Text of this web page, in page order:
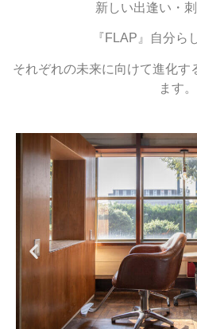
新しい出逢い・
『FLAP』自分ら
それぞれの未来に向けて進化す
ます。